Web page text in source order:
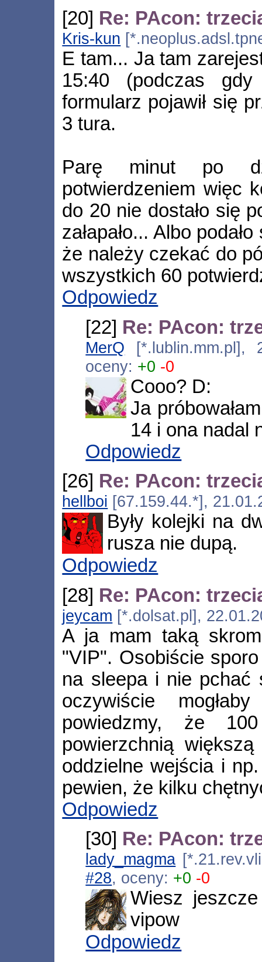
[20] Re: PAcon:
Kris-kun
E tam... Ja tam
15:40 (podczas
formularz pojawił się
3 tura.
Parę minut po
potwierdzeniem więc
do 20 nie dostało się
załapało... Albo
że należy czekać do
wszystkich 60
Odpowiedz
[22] Re: PAcon:
MerQ [*.lublin.mm.pl],
oceny: +0 -0
Cooo? D:
Ja
14 i ona nadal
Odpowiedz
[26] Re: PAcon:
hellboi [67.159.44.*],
Były kolejki na
rusza nie dupą.
Odpowiedz
[28] Re: PAcon:
jeycam [*.dolsat.pl],
A ja mam taką
"VIP". Osobiście
na sleepa i nie pchać
oczywiście
powiedzmy, że
powierzchnią
oddzielne wejścia i
pewien, że kilku
Odpowiedz
[30] Re: PAcon:
lady_magma
#28, oceny: +0 -0
Wiesz
vipow
Odpowiedz